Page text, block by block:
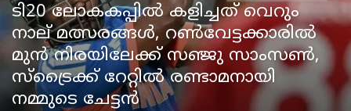
ടി20 ലോകകപ്പിൽ കളിച്ചത് വെറും
നാല് മത്സരങ്ങൾ, റൺവേട്ടക്കാരിൽ
മുൻ നിരയിലേക്ക് സഞ്ജു സാംസൺ,
സ്ട്രൈക്ക് റേറ്റിൽ രണ്ടാമനായി
നമ്മുടെ ചേട്ടൻ